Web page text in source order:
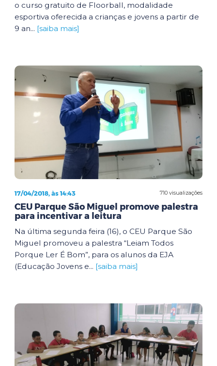
o curso gratuito de Floorball, modalidade
esportiva oferecida a crianças e jovens a partir de
9 an... [saiba mais]
710 visualizações
17/04/2018, às 14:43
CEU Parque São Miguel promove palestra
para incentivar a leitura
Na última segunda feira (16), o CEU Parque São
Miguel promoveu a palestra “Leiam Todos
Porque Ler É Bom”, para os alunos da EJA
(Educação Jovens e... [saiba mais]